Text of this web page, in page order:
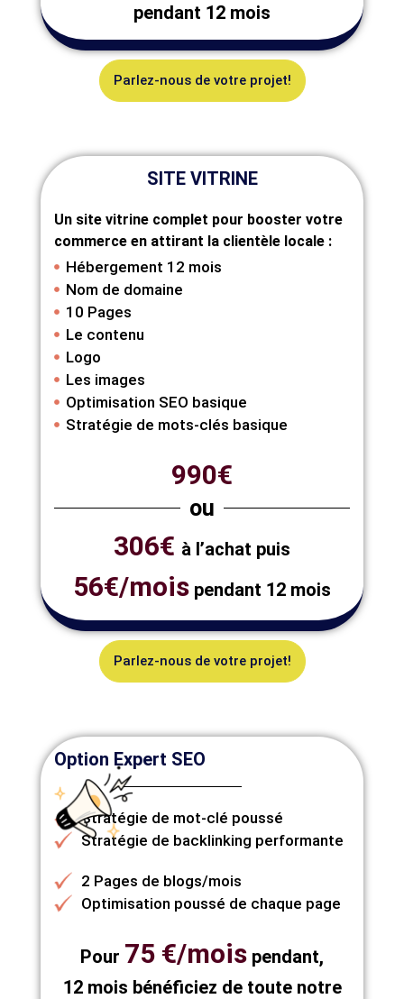
pendant 12 mois
Parlez-nous de votre projet!
SITE VITRINE
Un site vitrine complet pour booster votre
commerce en attirant la clientèle locale :
Hébergement 12 mois
Nom de domaine
10 Pages
Le contenu
Logo
Les images
Optimisation SEO basique
Stratégie de mots-clés basique
990€
ou
306€ à l’achat puis
56€/mois pendant 12 mois
Parlez-nous de votre projet!
Option Expert SEO
Stratégie de mot-clé poussé
Stratégie de backlinking performante
2 Pages de blogs/mois
Optimisation poussé de chaque page
Pour 75 €/mois pendant,
12 mois bénéficiez de toute notre